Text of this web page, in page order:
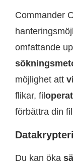
Commander
omfattande
möjlighet att
flikar, fil
förbättra din
Du kan öka